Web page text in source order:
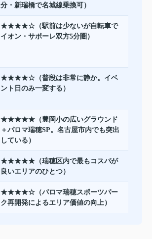
分・新瑞橋で名城線乗換可）
★★★★☆（駅前は少ないが自転車で
イオン・サポーレ双方5分圏）
★★★★☆（普段は非常に静か。イベ
ント日のみ一変する）
★★★★★（豊岡小の広いグラウンド
＋パロマ瑞穂SP。名古屋市内でも突出
している）
★★★★★（瑞穂区内で最もコスパが
良いエリアのひとつ）
★★★★☆（パロマ瑞穂スポーツパー
ク再開発によるエリア価値の向上）